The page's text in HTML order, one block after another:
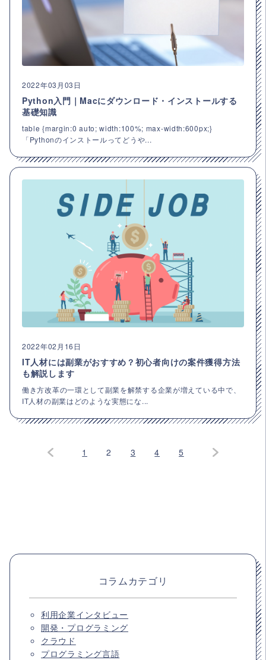
2022年03月03日
Python入門｜Macにダウンロード・インストールする
基礎知識
table {margin:0 auto; width:100%; max-width:600px;}
「Pythonのインストールってどうや...
2022年02月16日
IT人材には副業がおすすめ？初心者向けの案件獲得方法
も解説します
働き方改革の一環として副業を解禁する企業が増えている中で、
IT人材の副業はどのような実態にな...
1 2 3 4 5
コラムカテゴリ
利用企業インタビュー
開発・プログラミング
クラウド
プログラミング言語